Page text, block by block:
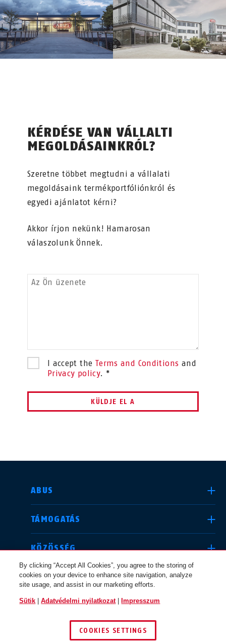
KÉRDÉSE VAN VÁLLALTI
MEGOLDÁSAINKRÓL?
Szeretne többet megtudni a vállalati
megoldásaink termékportfóliónkról és
egyedi ajánlatot kérni?
Akkor írjon nekünk! Hamarosan
válaszolunk Önnek.
Az Ön üzenete
I accept the Terms and Conditions and
Privacy policy. *
KÜLDJE EL A
ABUS
TÁMOGATÁS
KÖZÖSSÉG
JOGI INFORMÁCIÓK
ORSZÁG KIVÁLASZTÁSA
Deutschland
Canada
By clicking “Accept All Cookies”, you agree to the storing of
cookies on your device to enhance site navigation, analyze
site usage, and assist in our marketing efforts.
Sütik |Adatvédelmi nyilatkozat| Impresszum
COOKIES SETTINGS